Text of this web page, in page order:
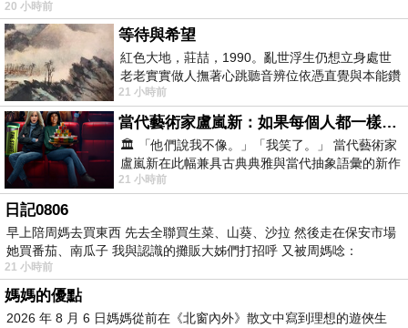
20 小時前
等待與希望
紅色大地，莊喆，1990。亂世浮生仍想立身處世
老老實實做人撫著心跳聽音辨位依憑直覺與本能鑽
向裂隙的亮處探索另一個心聲另一個共鳴的
21 小時前
當代藝術家盧嵐新：如果每個人都一樣，這世界該有多無聊？
🏛️ 「他們說我不像。」「我笑了。」 當代藝術家
盧嵐新在此幅兼具古典典雅與當代抽象語彙的新作
中，以沈靜的藍色空間為背景，描繪了
21 小時前
日記0806
早上陪周媽去買東西 先去全聯買生菜、山葵、沙拉 然後走在保安市場
她買番茄、南瓜子 我與認識的攤販大姊們打招呼 又被周媽唸：
21 小時前
媽媽的優點
2026 年 8 月 6 日媽媽從前在《北窗內外》散文中寫到理想的遊俠生